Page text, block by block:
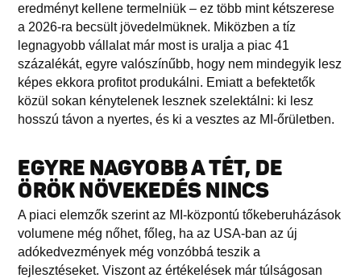
eredményt kellene termelniük – ez több mint kétszerese
a 2026-ra becsült jövedelmüknek. Miközben a tíz
legnagyobb vállalat már most is uralja a piac 41
százalékát, egyre valószínűbb, hogy nem mindegyik lesz
képes ekkora profitot produkálni. Emiatt a befektetők
közül sokan kénytelenek lesznek szelektálni: ki lesz
hosszú távon a nyertes, és ki a vesztes az MI-őrületben.
EGYRE NAGYOBB A TÉT, DE
ÖRÖK NÖVEKEDÉS NINCS
A piaci elemzők szerint az MI-központú tőkeberuházások
volumene még nőhet, főleg, ha az USA-ban az új
adókedvezmények még vonzóbbá teszik a
fejlesztéseket. Viszont az értékelések már túlságosan